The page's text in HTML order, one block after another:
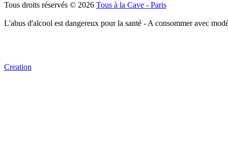
Tous droits réservés © 2026 Tous à la Cave - Paris
L'abus d'alcool est dangereux pour la santé - A consommer avec
Creation